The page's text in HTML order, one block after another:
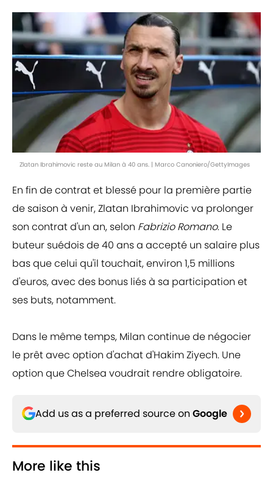
Zlatan Ibrahimovic reste au Milan à 40 ans. | Marco Canoniero/GettyImages
En fin de contrat et blessé pour la première partie
de saison à venir, Zlatan Ibrahimovic va prolonger
son contrat d'un an, selon Fabrizio Romano. Le
buteur suédois de 40 ans a accepté un salaire plus
bas que celui qu'il touchait, environ 1,5 millions
d'euros, avec des bonus liés à sa participation et
ses buts, notamment.
Dans le même temps, Milan continue de négocier
le prêt avec option d'achat d'Hakim Ziyech. Une
option que Chelsea voudrait rendre obligatoire.
Add us as a preferred source on Google
More like this